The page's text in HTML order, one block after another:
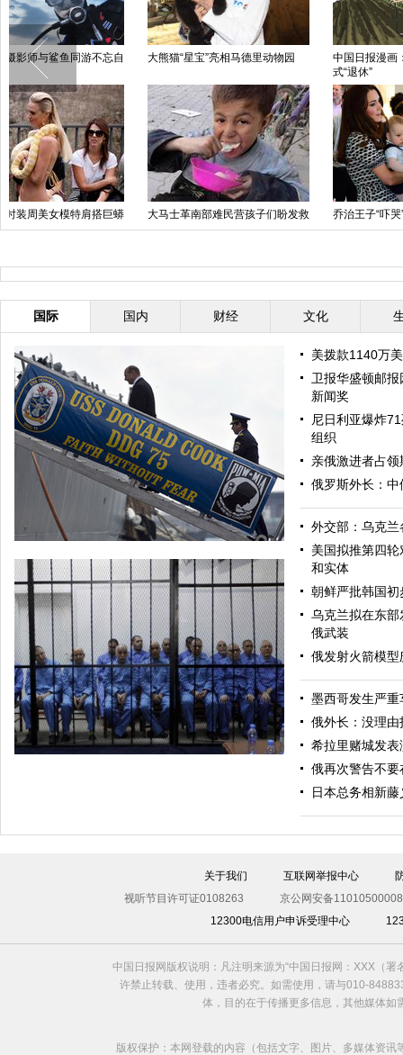
阿富汗大选投票女性人数超过250
俄发射火箭模型庆祝人类首次进入
斯拉夫扬斯克市民集结路障旁游行
抗议
阿根廷首都上演“闪聚探戈秀”
国际 国内 财经 文化
美军导弹驱逐舰抵达黑海旨在威慑俄罗斯
利比亚法庭开审卡扎菲政权高官
美拨款1140万
卫报华盛顿邮
新闻奖
尼日利亚爆炸
组织
亲俄激进者占
俄罗斯外长：
外交部：乌克
美国拟推第四
和实体
朝鲜严批韩国
乌克兰拟在东
俄武装
俄发射火箭模
墨西哥发生严
俄外长：没理
希拉里赌城发
俄再次警告不
日本总务相新
关于我们 互联网举报中心
视听节目许可证0108263
京公网安备
12300电信用户申诉受理中心
中国日报网版权说明：凡注明来源为“中国日报网：XXX（
许禁止转载、使用，违者必究。如需使用，请与010-
体，目的在于传播更多信息，其他媒体
版权保护：本网登载的内容（包括文字、图片、多媒体资